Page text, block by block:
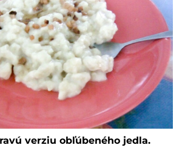
verziu obľúbeného jedla.